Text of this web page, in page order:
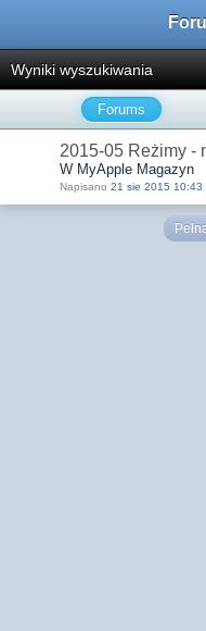
Wyniki wyszukiwania
Forums
2015-05 Reżimy -
W MyApple Magazyn
Napisano 21 sie 2015 10:43